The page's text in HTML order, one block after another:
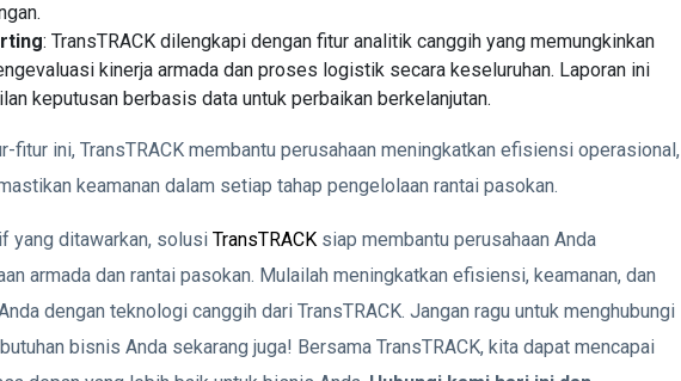
: TransTRACK dilengkapi dengan fitur analitik canggih yang memungkinkan
kinerja armada dan proses logistik secara keseluruhan. Laporan ini
keputusan berbasis data untuk perbaikan berkelanjutan.
fitur ini, TransTRACK membantu perusahaan meningkatkan efisiensi operasional,
keamanan dalam setiap tahap pengelolaan rantai pasokan.
yang ditawarkan, solusi TransTRACK siap membantu perusahaan Anda
armada dan rantai pasokan. Mulailah meningkatkan efisiensi, keamanan, dan
dengan teknologi canggih dari TransTRACK. Jangan ragu untuk menghubungi
bisnis Anda sekarang juga! Bersama TransTRACK, kita dapat mencapai